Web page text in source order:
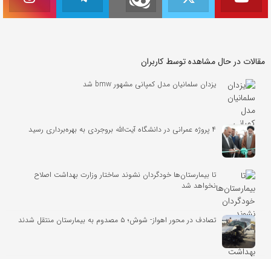
مقالات در حال مشاهده توسط کاربران
یزدان سلمانیان مدل کمپانی مشهور bmw شد
۴ پروژه عمرانی در دانشگاه آیت‌الله بروجردی به بهره‌برداری رسید
تا بیمارستان‌ها خودگردان نشوند ساختار وزارت بهداشت اصلاح
نخواهد شد
تصادف در محور اهواز- شوش؛ ۵ مصدوم به بیمارستان منتقل شدند